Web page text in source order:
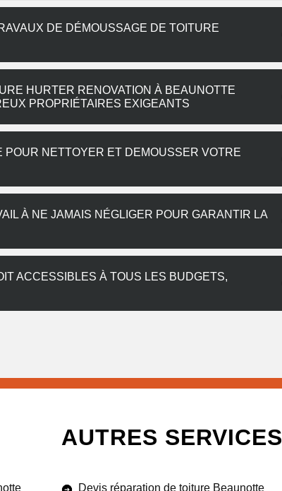
DE DÉMOUSSAGE DE TOITURE
HURTER RENOVATION À BEAUNOTTE
PROPRIÉTAIRES EXIGEANTS
NETTOYER ET DEMOUSSER VOTRE
À NE JAMAIS NÉGLIGER POUR GARANTIR LA
ACCESSIBLES À TOUS LES BUDGETS,
AUTRES SERVICES
Devis réparation de toiture Beaunotte